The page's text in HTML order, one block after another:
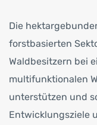
Die
forstbasierten
Waldbesitzern bei
multifunktionalen
unterstützen und
Entwicklungsziele